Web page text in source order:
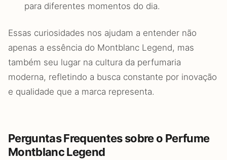
para diferentes momentos do dia.
Essas curiosidades nos ajudam a entender não
apenas a essência do Montblanc Legend, mas
também seu lugar na cultura da perfumaria
moderna, refletindo a busca constante por inovação
e qualidade que a marca representa.
Perguntas Frequentes sobre o Perfume
Montblanc Legend